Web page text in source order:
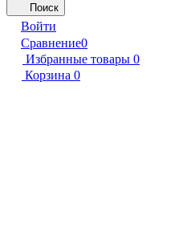
Поиск
Войти
Сравнение0
Избранные товары 0
Корзина 0